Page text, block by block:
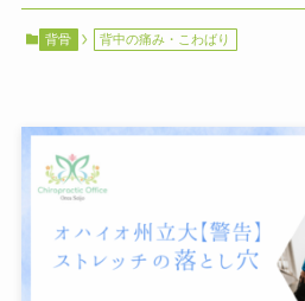
背骨 背中の痛み・こわばり